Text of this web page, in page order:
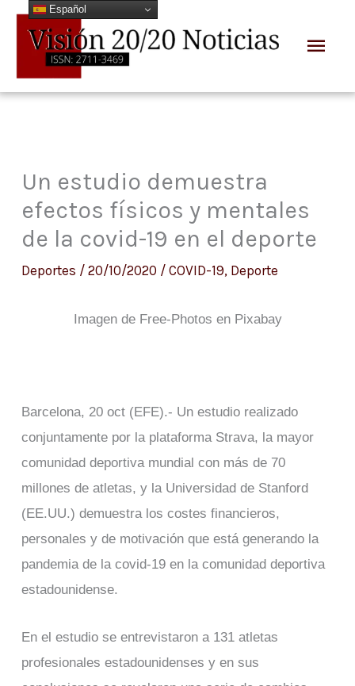
contenido
Un estudio demuestra
efectos físicos y mentales
de la covid-19 en el deporte
Deportes / 20/10/2020 / COVID-19, Deporte
Imagen de Free-Photos en Pixabay
Barcelona, 20 oct (EFE).- Un estudio realizado
conjuntamente por la plataforma Strava, la mayor
comunidad deportiva mundial con más de 70
millones de atletas, y la Universidad de Stanford
(EE.UU.) demuestra los costes financieros,
personales y de motivación que está generando la
pandemia de la covid-19 en la comunidad deportiva
estadounidense.
En el estudio se entrevistaron a 131 atletas
profesionales estadounidenses y en sus
Español